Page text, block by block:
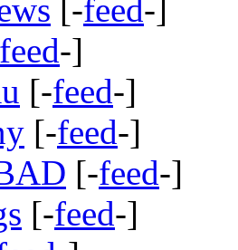
[-feed-]
feed-]
[-feed-]
[-feed-]
[-feed-]
[-feed-]